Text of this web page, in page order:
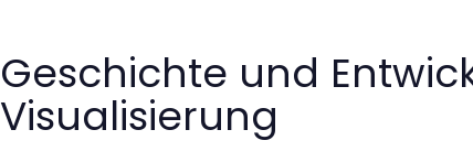
Geschichte und
Visualisierung